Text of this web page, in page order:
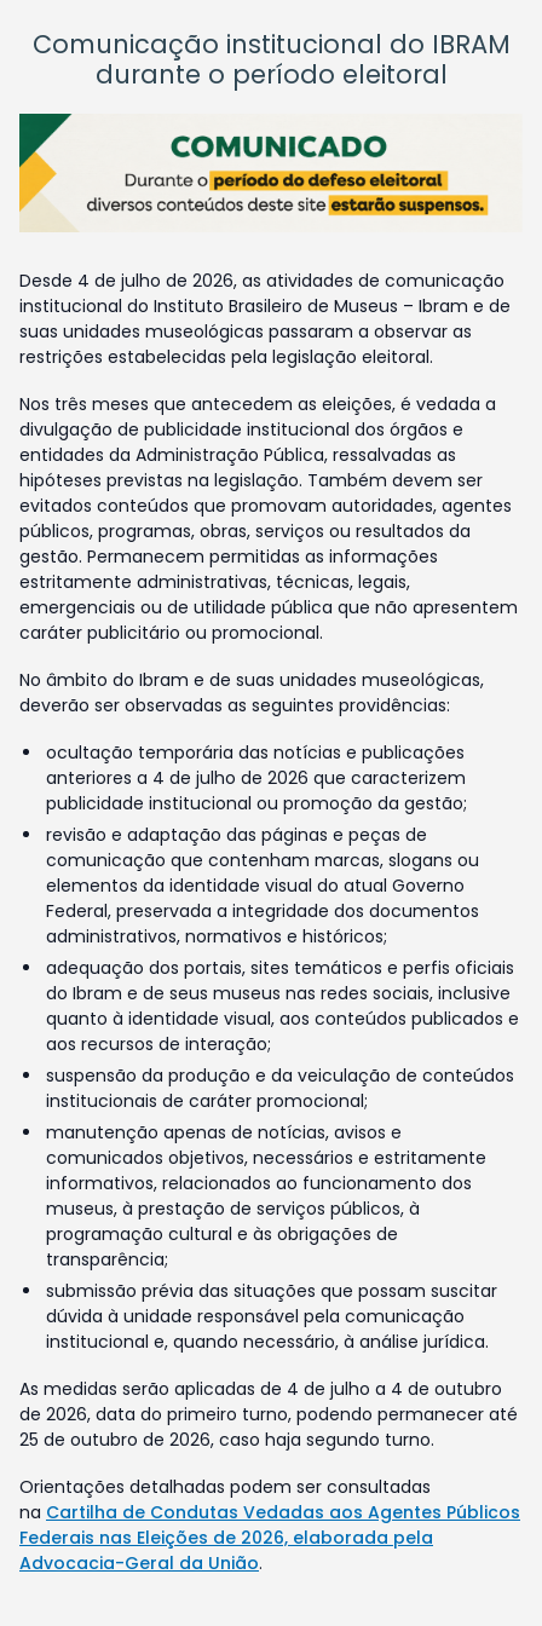
Comunicação institucional do IBRAM
durante o período eleitoral
Desde 4 de julho de 2026, as atividades de comunicação
institucional do Instituto Brasileiro de Museus – Ibram e de
suas unidades museológicas passaram a observar as
restrições estabelecidas pela legislação eleitoral.
Nos três meses que antecedem as eleições, é vedada a
divulgação de publicidade institucional dos órgãos e
entidades da Administração Pública, ressalvadas as
hipóteses previstas na legislação. Também devem ser
evitados conteúdos que promovam autoridades, agentes
públicos, programas, obras, serviços ou resultados da
gestão. Permanecem permitidas as informações
estritamente administrativas, técnicas, legais,
emergenciais ou de utilidade pública que não apresentem
caráter publicitário ou promocional.
No âmbito do Ibram e de suas unidades museológicas,
deverão ser observadas as seguintes providências:
ocultação temporária das notícias e publicações
anteriores a 4 de julho de 2026 que caracterizem
publicidade institucional ou promoção da gestão;
revisão e adaptação das páginas e peças de
comunicação que contenham marcas, slogans ou
elementos da identidade visual do atual Governo
Federal, preservada a integridade dos documentos
administrativos, normativos e históricos;
adequação dos portais, sites temáticos e perfis oficiais
do Ibram e de seus museus nas redes sociais, inclusive
quanto à identidade visual, aos conteúdos publicados e
aos recursos de interação;
suspensão da produção e da veiculação de conteúdos
institucionais de caráter promocional;
manutenção apenas de notícias, avisos e
comunicados objetivos, necessários e estritamente
informativos, relacionados ao funcionamento dos
museus, à prestação de serviços públicos, à
programação cultural e às obrigações de
transparência;
submissão prévia das situações que possam suscitar
dúvida à unidade responsável pela comunicação
institucional e, quando necessário, à análise jurídica.
As medidas serão aplicadas de 4 de julho a 4 de outubro
de 2026, data do primeiro turno, podendo permanecer até
25 de outubro de 2026, caso haja segundo turno.
Orientações detalhadas podem ser consultadas
na Cartilha de Condutas Vedadas aos Agentes Públicos
Federais nas Eleições de 2026, elaborada pela
Advocacia-Geral da União.